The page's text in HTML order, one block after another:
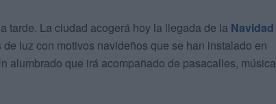
tarde. La ciudad acogerá hoy la llegada de la Navidad
luz con motivos navideños que se han instalado en
alumbrado que irá acompañado de pasacalles, música